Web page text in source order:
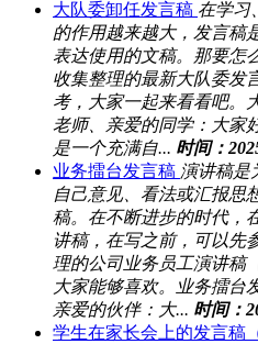
大队委卸任发言稿 在学习
的作用越来越大，发言稿
表达使用的文稿。那要怎
收集整理的最新大队委发
考，大家一起来看看吧。
老师、亲爱的同学：大家
是一个充满自... 时间：
业务擂台发言稿 演讲稿是
自己意见、看法或汇报思
稿。在不断进步的时代，
讲稿，在写之前，可以先
理的公司业务员工演讲稿
大家能够喜欢。业务擂台
亲爱的伙伴：大... 时间：
学生在家长会上的发言稿